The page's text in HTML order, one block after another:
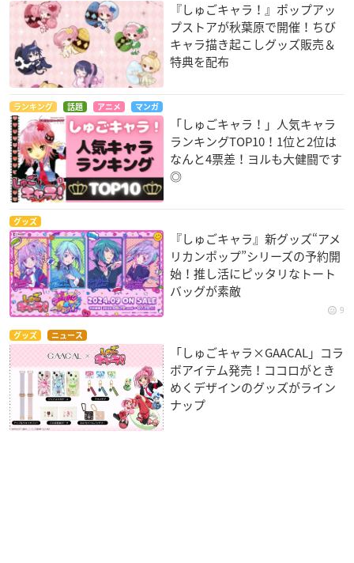
『しゅごキャラ！』ポップアッ
プストアが秋葉原で開催！ちび
キャラ描き起こしグッズ販売＆
特典を配布
ランキング 話題 アニメ マンガ
「しゅごキャラ！」人気キャラ
ランキングTOP10！1位と2位は
なんと4票差！ヨルも大健闘です
◎
グッズ
『しゅごキャラ』新グッズ“アメ
リカンポップ”シリーズの予約開
始！推し活にピッタリなトート
バッグが素敵
9
グッズ ニュース
「しゅごキャラ×GAACAL」コラ
ボアイテム発売！ココロがとき
めくデザインのグッズがライン
ナップ